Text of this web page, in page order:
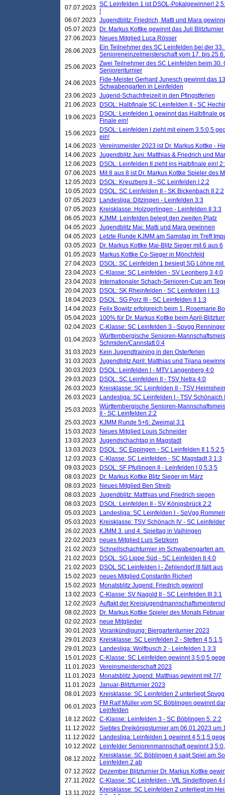
07.07.2023 SC Leinfelden 1 ist DSOL-Pokalgewinner!
!
06.07.2023 Jugendblitz: Friedrich, Matti und Mara
05.07.2023
Dr. Markus Kottke gewinnt das Juli Blitzturnier
27.06.2023
Neues Mitglied Luca Rösser
26.06.2023
Ein Teilnehmer des SC Leinfelden bei der
Senioreneinzelmeisterschaft vom 17. bis
25.06.2023 Zwei Teilnehmer des SC Leinfelden beim
Seniorenturnier
24.06.2023
Fide-Meister Gerhard Junesch gewinnt das
Schwabengarten in Leinfelden
23.06.2023 Jugend-Schachfreizeit in den Pfingstferien
21.06.2023
DSOL: Halbfinale SC Leinfelden II - SC
19.06.2023
DSOL: Leinfelden 1 gewinnt das Halbfinale
Finale ein!
15.06.2023
DSOL: Leinfelden I zieht mit einem 3.5:0,5
ein!
14.06.2023 Vereinsmeister 2023 ist Dr. Markus Kottke -
14.06.2023 Jugendblitz Juni: Matthias & Friedrich und
12.06.2023
DSOL: Leinfelden II zieht ins Halbfinale ein!
07.06.2023
Mit 8 aus 8 ist Dr. Markus Kottke Spieler des
12.05.2023
DSOL: Kreuzberg II - SC Leinfelden I 2:2
10.05.2023
DSOL: SC Leinfelden II - SK Bickenbach II 2:2
07.05.2023
Landesliga: Ditzingen - Leinfelden 3:3
07.05.2023
Kreisklasse: Holzgerlingen - Leinfelden II 3:3
06.05.2023
KJMM: Leinfelden belegt den zweiten Platz
04.05.2023 Jugendblitz Mai: Matti und Mara gewinnen
04.05.2023
Letzte Runde KJMM am Samstag im Treff
03.05.2023
Dr. Markus Kottke Mai-Blitz Sieger mit 6 aus 6
01.05.2023
Markus Kottke Co-Sieger in Mönchfeld
27.04.2023
DSOL: SC Leinfelden 1 besiegt SG Löhne mit
23.04.2023 C-Klasse: SC Leinfelden - SV Leonberg 3 4:0
23.04.2023
Internationaler Schach-Senioren-Cup am
20.04.2023
DSOL: SK Rheinfelden - SC Leinfelden I 1:3
18.04.2023
DSOL: SG Porz III - SC Leinfelden II 1:3
14.04.2023
Felix Bowitz erfolgreich beim 1. Rosemarie
05.04.2023 100% für Dr. Markus Kottke beim April-
02.04.2023 C-Klasse: SC Leinfelden 3 - Spvgg
01.04.2023 Württembergische Senioren-
Schmiden/Cannstatt 0:4
31.03.2023
Kein Jugendtraining in den Osterferien
31.03.2023 Jugendblitz April: Matthias und Tijana
30.03.2023
DSOL: Leinfelden I - MTV Langenberg 4:0
29.03.2023
DSOL: SC Leinfelden II - TSV Netra 4:0
26.03.2023
Kreisklasse: SC Leinfelden II - TSV
26.03.2023
Landesliga: SC Leinfelden I - TSV Schönaich
25.03.2023 Württembergische Senioren-
II - SC Leinfelden 2:2
25.03.2023
KJMM Runde 5+6: Zweimal 3:1
15.03.2023
Neues Mitglied Louis Schneider
13.03.2023 Jugendschachtag in Magstadt
13.03.2023
DSOL: SC Eppingen - SC Leinfelden II 1,5:2,5
12.03.2023 C-Klasse: SC Leinfelden - SC Magstadt 3 1:3
09.03.2023
DSOL: SF Pfullingen II - Leinfelden I 0,5:3,5
08.03.2023
Dr. Markus Kottke Blitz Sieger im März
08.03.2023
Neues Mitglied Ben Streib
08.03.2023 Jugendblitz: Matthias und Friedrich siegen
08.03.2023
DSOL: Leinfelden II - SV Königsbrück 2:2
05.03.2023
Landesliga: SC Leinfelden I - SpVgg
05.03.2023
Kreisklasse: TSV Schönach IV - SC
26.02.2023
KJMM 3. und 4. Spieltag in Vaihingen
22.02.2023 neues Mitglied Luis Setzkorn
21.02.2023 Schnellschachturnier im Schwabengarten
21.02.2023
DSOL: SG Lippe Süd - SC Leinfelden II 4:0
21.02.2023
DSOL SC Leinfelden I - Zehlendorf III fällt aus
15.02.2023 neues Mitglied Constantin Richert
15.02.2023
Monatsblitz Jugend: Friedrich gewinnt
13.02.2023 C-Klasse: SV Nagold II - SC Leinfelden III 3:1
12.02.2023 Auftakt der
08.02.2023
Dr. Markus Kottke Spieler des Monats Februar
02.02.2023 neue Mitglieder
30.01.2023 Vorankündigung: Biergartenturnier 2023
29.01.2023
Kreisklasse: SC Leinfelden 2 - Stetten 4,5:1,5
29.01.2023
Landesliga: Wolfbusch 2 - Leinfelden 1 3:3
15.01.2023 C-Klasse: SC Leinfelden gewinnt 3,5:0,5
11.01.2023 Vereinsmeisterschaft 2023
11.01.2023
Monatsblitz Jugend: Matthias gewinnt mit 7/7
11.01.2023 Januar-Blitzturnier 2023
08.01.2023
Kreisklasse: SC Leinfelden 2 unterliegt
06.01.2023
FM Ralf Müller vom SC Böblingen gewinnt
Leinfelden
18.12.2022 C-Klasse: Leinfelden 3 - SC Böblingen 5. 2:2
11.12.2022
Siebtes Dreikönigsturnier am 06.01.2023 um
11.12.2022
Landesliga: Leinfelden 1 gewinnt 4,5:1,5
10.12.2022
Leinfelder Seniorenmannschaft gewinnt
08.12.2022
Kreisklasse: SC Böblingen 4 sagt Spiel am
Leinfelden 2 ab
07.12.2022
Dezember Blitzturnier Dr. Markus Kottke
27.11.2022
C-Klasse: SC Leinfelden - VfL Sindelfingen 4
13.11.2022
Kreisklasse: SC Leinfelden 2 unterliegt im